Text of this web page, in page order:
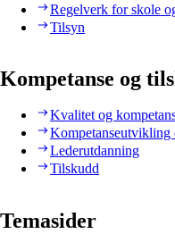
Regelverk for skole
Tilsyn
Kompetanse og
Kvalitet og
Kompetanseutvikling
Lederutdanning
Tilskudd
Temasider